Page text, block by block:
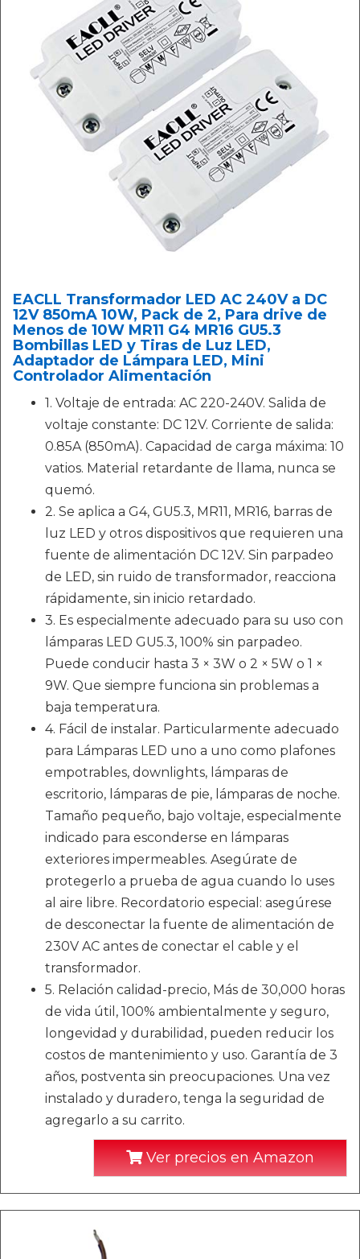
EACLL Transformador LED AC 240V a DC
12V 850mA 10W, Pack de 2, Para drive de
Menos de 10W MR11 G4 MR16 GU5.3
Bombillas LED y Tiras de Luz LED,
Adaptador de Lámpara LED, Mini
Controlador Alimentación
1. Voltaje de entrada: AC 220-240V. Salida de
voltaje constante: DC 12V. Corriente de salida:
0.85A (850mA). Capacidad de carga máxima: 10
vatios. Material retardante de llama, nunca se
quemó.
2. Se aplica a G4, GU5.3, MR11, MR16, barras de
luz LED y otros dispositivos que requieren una
fuente de alimentación DC 12V. Sin parpadeo
de LED, sin ruido de transformador, reacciona
rápidamente, sin inicio retardado.
3. Es especialmente adecuado para su uso con
lámparas LED GU5.3, 100% sin parpadeo.
Puede conducir hasta 3 × 3W o 2 × 5W o 1 ×
9W. Que siempre funciona sin problemas a
baja temperatura.
4. Fácil de instalar. Particularmente adecuado
para Lámparas LED uno a uno como plafones
empotrables, downlights, lámparas de
escritorio, lámparas de pie, lámparas de noche.
Tamaño pequeño, bajo voltaje, especialmente
indicado para esconderse en lámparas
exteriores impermeables. Asegúrate de
protegerlo a prueba de agua cuando lo uses
al aire libre. Recordatorio especial: asegúrese
de desconectar la fuente de alimentación de
230V AC antes de conectar el cable y el
transformador.
5. Relación calidad-precio, Más de 30,000 horas
de vida útil, 100% ambientalmente y seguro,
longevidad y durabilidad, pueden reducir los
costos de mantenimiento y uso. Garantía de 3
años, postventa sin preocupaciones. Una vez
instalado y duradero, tenga la seguridad de
agregarlo a su carrito.
Ver precios en Amazon